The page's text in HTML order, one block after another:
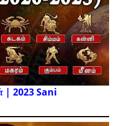
| 2023 Sani